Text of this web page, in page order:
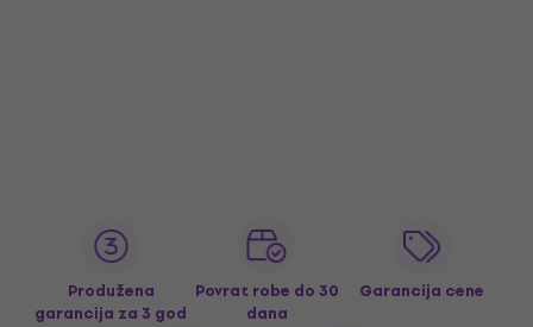
Produžena
garancija za 3 god
Povrat robe do 30
dana
Garancija cene